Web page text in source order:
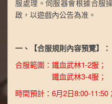
服處理。伺服器會根據合服
啟，以遊戲內公告為准。
一、【合服規則內容預覽】：
合服範圍：鐵血武林1-2服；
鐵血武林3-4服；
時間預計：6月2日8:00-11:50；